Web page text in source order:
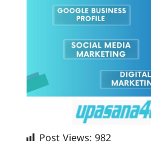
Post Views: 982